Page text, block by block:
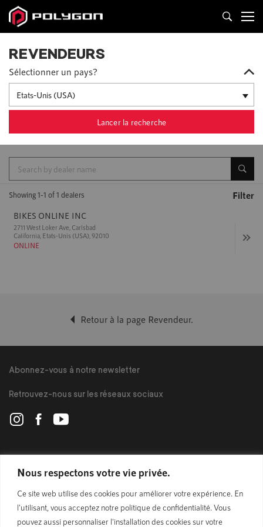
Nous respectons votre vie privée.
Ce site web utilise des cookies pour améliorer votre expérience. En
l'utilisant, vous acceptez notre politique de confidentialité. Vous
pouvez aussi personnaliser l'installation des cookies sur votre
REVENDEURS
Sélectionner un pays?
Etats-Unis (USA)
Lancer la recherche
Showing1-1 of1 dealers Filter
BIKES ONLINE INC
2711 West Loker Ave, Carlsbad
California, Etats-Unis (USA), 92010
ONLINE
Retour à la page Revendeur.
POLYGON
BIKES
Abonnez-vous à notre newsletter
Retrouvez-nous sur les réseaux sociaux